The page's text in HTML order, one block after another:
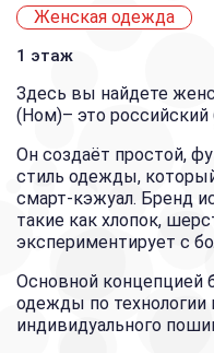
Женская одежда
1 этаж
Здесь вы найдете
(Ном)– это
Он создаёт простой,
стиль одежды,
смарт-кэжуал. Бренд
такие как хлопок,
экспериментирует с
Основной концепцией
одежды по технологии
индивидуального